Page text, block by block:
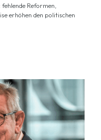
Reformen,
erhöhen den politischen